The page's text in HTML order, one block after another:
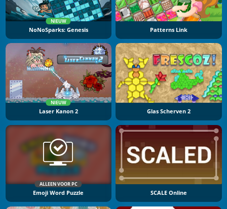
NIEUW
NoNoSparks: Genesis Patterns Link
NIEUW
Laser Kanon 2 Glas Scherven 2
ALLEEN VOOR PC
Emoji Word Puzzle SCALE Online